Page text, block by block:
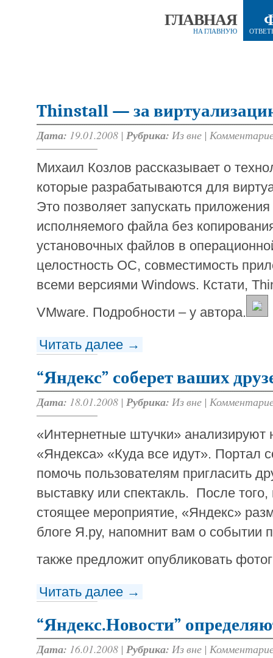
ГЛАВНАЯ
НА ГЛАВНУЮ
Thinstall — за
Дата: 19.01.2008 | Рубрика: Из вне |
Михаил Козлов рассказывает о
которые разрабатываются для
Это позволяет запускать
исполняемого файла без
установочных файлов в
целостность ОС, совместимость
всеми версиями Windows. Кстати,
VMware. Подробности – у автора.
Читать далее →
“Яндекс” соберет ваших
Дата: 18.01.2008 | Рубрика: Из вне |
«Интернетные штучки» анализируют
«Яндекса» «Куда все идут». Портал
помочь пользователям пригласить
выставку или спектакль. После
стоящее мероприятие, «Яндекс»
блоге Я.ру, напомнит вам о событии
также предложит опубликовать
Читать далее →
“Яндекс.Новости”
Дата: 16.01.2008 | Рубрика: Из вне |